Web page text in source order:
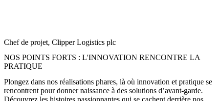
Chef de projet, Clipper Logistics plc
NOS POINTS FORTS : L'INNOVATION RENCONTRE LA
PRATIQUE
Plongez dans nos réalisations phares, là où innovation et pratique se
rencontrent pour donner naissance à des solutions d’avant-garde.
Découvrez les histoires passionnantes qui se cachent derrière nos